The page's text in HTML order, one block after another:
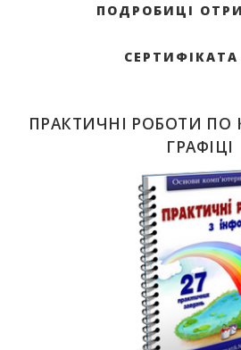
ПОДРОБИЦІ
СЕРТИФІКАТА
ПРАКТИЧНІ РОБОТИ
ГРАФІЦІ